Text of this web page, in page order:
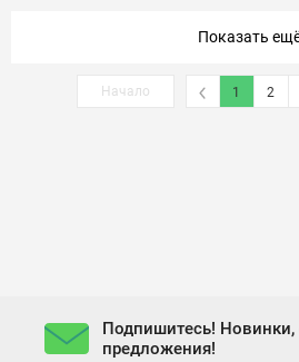
Показать
Начало 1 2
Подпишитесь! Новинки,
предложения!